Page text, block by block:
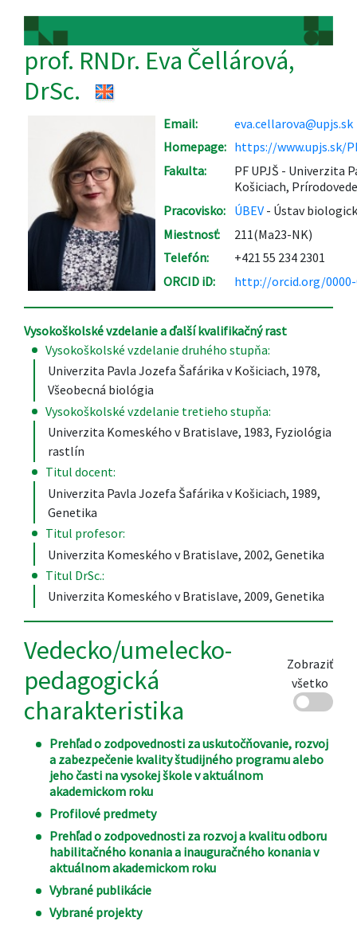
prof. RNDr. Eva Čellárová,
DrSc.
Email:
eva.cellarova@upjs.sk
Homepage: https://www.upjs.sk/
Fakulta:
PF UPJŠ - Univerzita
Košiciach,
Pracovisko:
ÚBEV- Ústav
Miestnosť:
211(Ma23-NK)
Telefón:
+421 55 234 2301
ORCID iD:
http://orcid.org/0000-
Vysokoškolské vzdelanie a ďalší kvalifikačný rast
Vysokoškolské vzdelanie druhého stupňa:
Univerzita Pavla Jozefa Šafárika v Košiciach, 1978,
Všeobecná biológia
Vysokoškolské vzdelanie tretieho stupňa:
Univerzita Komeského v Bratislave, 1983, Fyziológia
rastlín
Titul docent:
Univerzita Pavla Jozefa Šafárika v Košiciach, 1989,
Genetika
Titul profesor:
Univerzita Komeského v Bratislave, 2002, Genetika
Titul DrSc.:
Univerzita Komeského v Bratislave, 2009, Genetika
Vedecko/umelecko-
pedagogická
charakteristika
Zobraziť
všetko
Prehľad o zodpovednosti za uskutočňovanie, rozvoj
a zabezpečenie kvality študijného programu alebo
jeho časti na vysokej škole v aktuálnom
akademickom roku
Profilové predmety
Prehľad o zodpovednosti za rozvoj a kvalitu odboru
habilitačného konania a inauguračného konania v
aktuálnom akademickom roku
Vybrané publikácie
Vybrané projekty